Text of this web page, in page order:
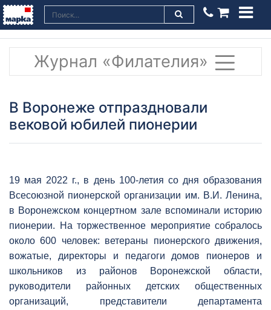
Журнал «Филателия»
В Воронеже отпраздновали
вековой юбилей пионерии
19 мая 2022 г., в день 100-летия со дня образования
Всесоюзной пионерской организации им. В.И. Ленина,
в Воронежском концертном зале вспоминали историю
пионерии. На торжественное мероприятие собралось
около 600 человек: ветераны пионерского движения,
вожатые, директоры и педагоги домов пионеров и
школьников из районов Воронежской области,
руководители районных детских общественных
организаций, представители департамента